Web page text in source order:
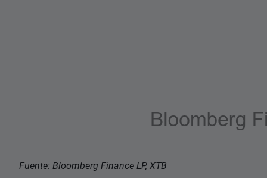
Fuente: Bloomberg Finance LP, XTB